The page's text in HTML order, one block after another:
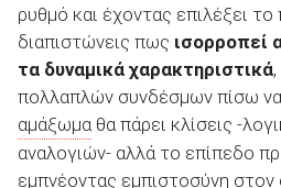
ρυθμό και έχοντας επιλέξει
διαπιστώνεις πως ισορροπεί
τα δυναμικά χαρακτηριστικά
πολλαπλών συνδέσμων πίσω να
αμάξωμαθα πάρει κλίσεις -
αναλογιών- αλλά το επίπεδο
εμπνέοντας εμπιστοσύνη στον